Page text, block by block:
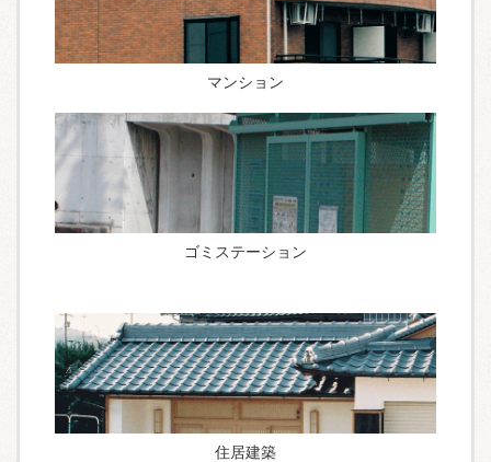
マンション
ゴミステーション
住居建築